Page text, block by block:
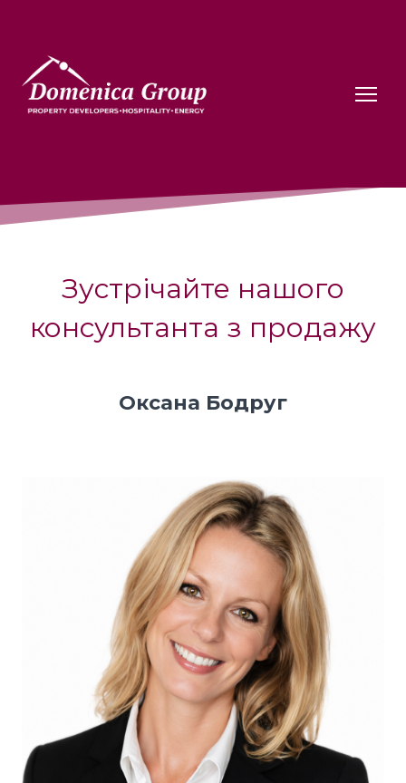
Зустрічайте нашого
консультанта з продажу
Оксана Бодруг